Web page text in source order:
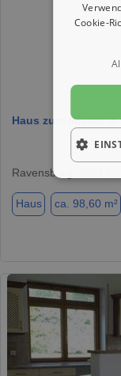
Haus zum Mieten in
Ravensburg, 88214
Haus ca. 98,60 m²
Cookie-